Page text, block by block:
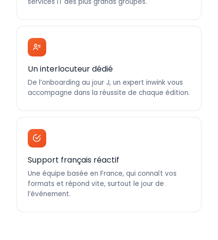
Un interlocuteur dédié
De l’onboarding au jour J, un expert inwink vous
accompagne dans la réussite de chaque édition.
Support français réactif
Une équipe basée en France, qui connaît vos
formats et répond vite, surtout le jour de
l’événement.